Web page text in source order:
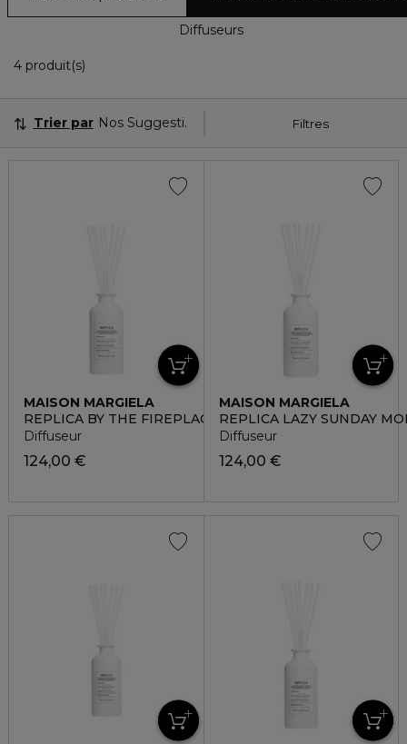
Diffuseurs
4 produit(s)
Filtres
Trier par Nos Suggestions
MAISON MARGIELA
REPLICA BY THE FIREPLACE
Diffuseur
124,00 €
MAISON MARGIELA
REPLICA LAZY SUNDAY
Diffuseur
124,00 €